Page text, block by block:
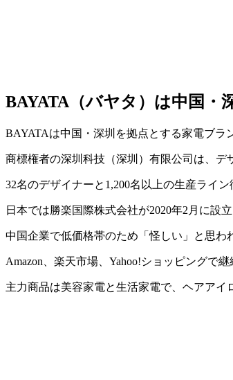
BAYATA（バヤタ）は中国・
BAYATAは中国・深圳を拠点とする家電ブラ
商標権者の深圳科技（深圳）有限公司は、デ
32名のデザイナーと1,200名以上の生産ライ
日本では勝楽国際株式会社が2020年2月に設
中国企業で低価格帯のため「怪しい」と思わ
Amazon、楽天市場、Yahoo!ショッピングで
主力商品は美容家電と生活家電で、ヘアアイ